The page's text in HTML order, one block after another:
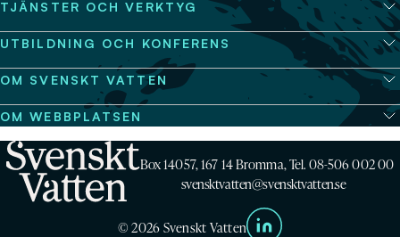
TJÄNSTER OCH VERKTYG
UTBILDNING OCH KONFERENS
OM SVENSKT VATTEN
OM WEBBPLATSEN
Box 14057, 167 14 Bromma, Tel. 08-506 002 00
svensktvatten@svensktvatten.se
© 2026 Svenskt Vatten